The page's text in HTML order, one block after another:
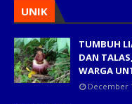
UNIK
TUMBUH
DAN
WARGA
December